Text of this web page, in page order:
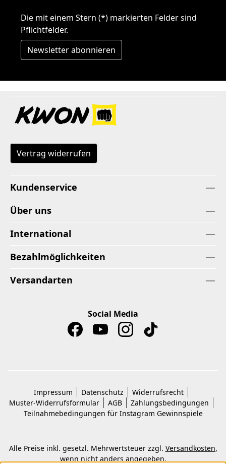
Die mit einem Stern (*) markierten Felder sind
Pflichtfelder.
Newsletter abonnieren
Vertrag widerrufen
Kundenservice
Über uns
International
Bezahlmöglichkeiten
Versandarten
Social Media
Impressum Datenschutz
Widerrufsrecht
Muster-Widerrufsformular
AGB
Zahlungsbedingungen
Teilnahmebedingungen für Instagram Gewinnspiele
Alle Preise inkl. gesetzl. Mehrwertsteuer zzgl. Versandkosten,
wenn nicht anders angegeben.